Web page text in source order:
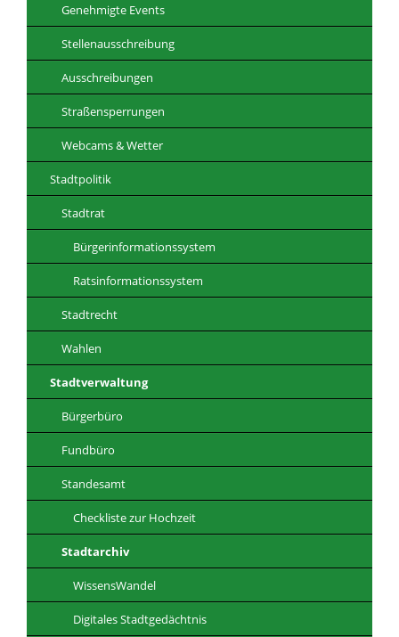
Genehmigte Events
Stellenausschreibung
Ausschreibungen
Straßensperrungen
Webcams & Wetter
Stadtpolitik
Stadtrat
Bürgerinformationssystem
Ratsinformationssystem
Stadtrecht
Wahlen
Stadtverwaltung
Bürgerbüro
Fundbüro
Standesamt
Checkliste zur Hochzeit
Stadtarchiv
WissensWandel
Digitales Stadtgedächtnis